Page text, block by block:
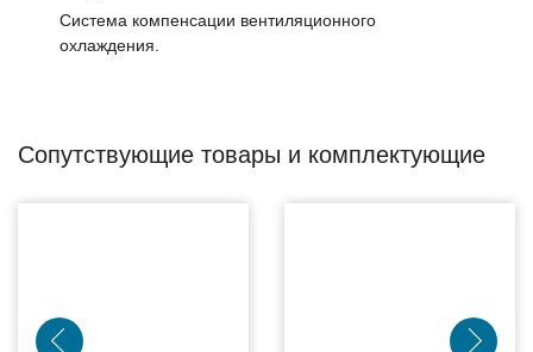
Система компенсации вентиляционного
охлаждения.
Сопутствующие товары и комплектующие